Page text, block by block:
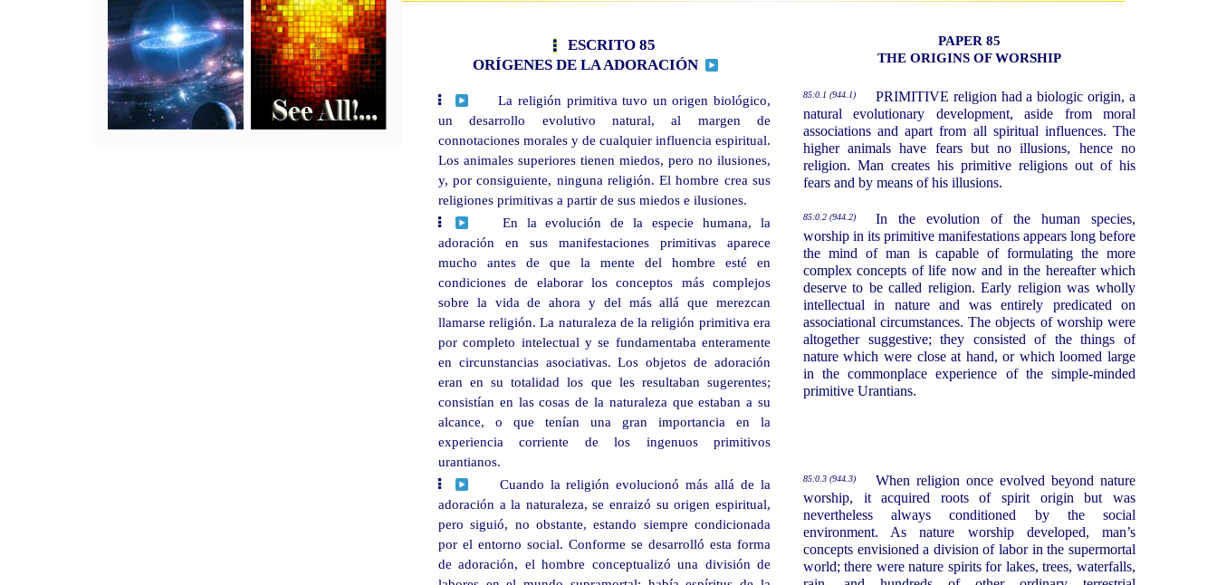
ESCRITO 85
ORÍGENES DE LA ADORACIÓN
PAPER 85
THE ORIGINS OF WORSHIP
La religión primitiva tuvo un origen biológico,
un desarrollo evolutivo natural, al margen de
connotaciones morales y de cualquier influencia espiritual.
Los animales superiores tienen miedos, pero no ilusiones,
y, por consiguiente, ninguna religión. El hombre crea sus
religiones primitivas a partir de sus miedos e ilusiones.
85:0.1 (944.1)
PRIMITIVE religion had a biologic origin, a
natural evolutionary development, aside from moral
associations and apart from all spiritual influences. The
higher animals have fears but no illusions, hence no
religion. Man creates his primitive religions out of his
fears and by means of his illusions.
En la evolución de la especie humana, la
adoración en sus manifestaciones primitivas aparece
mucho antes de que la mente del hombre esté en
condiciones de elaborar los conceptos más complejos
sobre la vida de ahora y del más allá que merezcan
llamarse religión. La naturaleza de la religión primitiva era
por completo intelectual y se fundamentaba enteramente
en circunstancias asociativas. Los objetos de adoración
eran en su totalidad los que les resultaban sugerentes;
consistían en las cosas de la naturaleza que estaban a su
alcance, o que tenían una gran importancia en la
experiencia corriente de los ingenuos primitivos
urantianos.
85:0.2 (944.2)
In the evolution of the human species,
worship in its primitive manifestations appears long before
the mind of man is capable of formulating the more
complex concepts of life now and in the hereafter which
deserve to be called religion. Early religion was wholly
intellectual in nature and was entirely predicated on
associational circumstances. The objects of worship were
altogether suggestive; they consisted of the things of
nature which were close at hand, or which loomed large
in the commonplace experience of the simple-minded
primitive Urantians.
Cuando la religión evolucionó más allá de la
adoración a la naturaleza, se enraizó su origen espiritual,
pero siguió, no obstante, estando siempre condicionada
por el entorno social. Conforme se desarrolló esta forma
de adoración, el hombre conceptualizó una división de
85:0.3 (944.3)
When religion once evolved beyond nature
worship, it acquired roots of spirit origin but was
nevertheless always conditioned by the social
environment. As nature worship developed, man’s
concepts envisioned a division of labor in the supermortal
world; there were nature spirits for lakes, trees, waterfalls,